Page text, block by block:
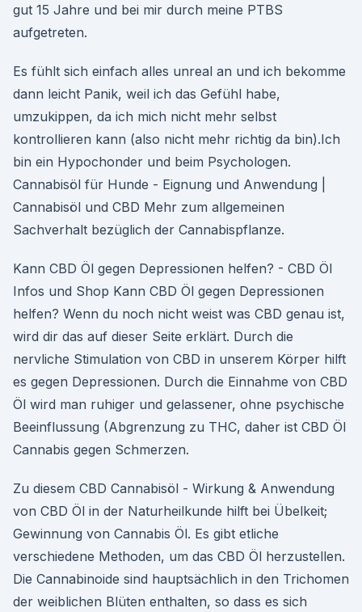
gut 15 Jahre und bei mir durch meine PTBS
aufgetreten.
Es fühlt sich einfach alles unreal an und ich bekomme
dann leicht Panik, weil ich das Gefühl habe,
umzukippen, da ich mich nicht mehr selbst
kontrollieren kann (also nicht mehr richtig da bin).Ich
bin ein Hypochonder und beim Psychologen.
Cannabisöl für Hunde - Eignung und Anwendung |
Cannabisöl und CBD Mehr zum allgemeinen
Sachverhalt bezüglich der Cannabispflanze.
Kann CBD Öl gegen Depressionen helfen? - CBD Öl
Infos und Shop Kann CBD Öl gegen Depressionen
helfen? Wenn du noch nicht weist was CBD genau ist,
wird dir das auf dieser Seite erklärt. Durch die
nervliche Stimulation von CBD in unserem Körper hilft
es gegen Depressionen. Durch die Einnahme von CBD
Öl wird man ruhiger und gelassener, ohne psychische
Beeinflussung (Abgrenzung zu THC, daher ist CBD Öl
Cannabis gegen Schmerzen.
Zu diesem CBD Cannabisöl - Wirkung & Anwendung
von CBD Öl in der Naturheilkunde hilft bei Übelkeit;
Gewinnung von Cannabis Öl. Es gibt etliche
verschiedene Methoden, um das CBD Öl herzustellen.
Die Cannabinoide sind hauptsächlich in den Trichomen
der weiblichen Blüten enthalten, so dass es sich